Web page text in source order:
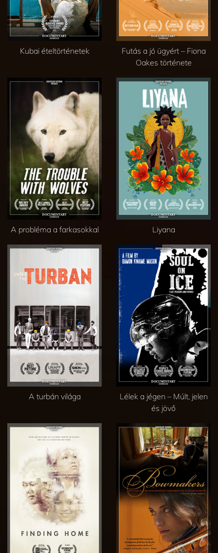
Kubai ételtörténetek
Futás a jó ügyért – Fiona
Oakes története
A probléma a farkasokkal Liyana
A turbán világa
Lélek a jégen – Múlt, jelen
és jövő